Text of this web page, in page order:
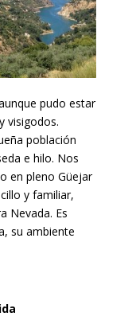
pudo estar
visigodos.
población
e hilo. Nos
en pleno Güejar
y familiar,
Nevada. Es
su ambiente